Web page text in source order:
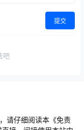
提交
吧
请仔细阅读本《免责